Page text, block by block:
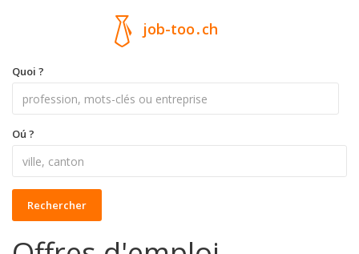
job-too.ch
Quoi ?
Oú ?
Rechercher